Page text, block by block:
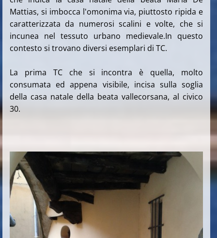
Mattias, si imbocca l'omonima via, piuttosto ripida e
caratterizzata da numerosi scalini e volte, che si
incunea nel tessuto urbano medievale.In questo
contesto si trovano diversi esemplari di TC.
La prima TC che si incontra è quella, molto
consumata ed appena visibile, incisa sulla soglia
della casa natale della beata vallecorsana, al civico
30.